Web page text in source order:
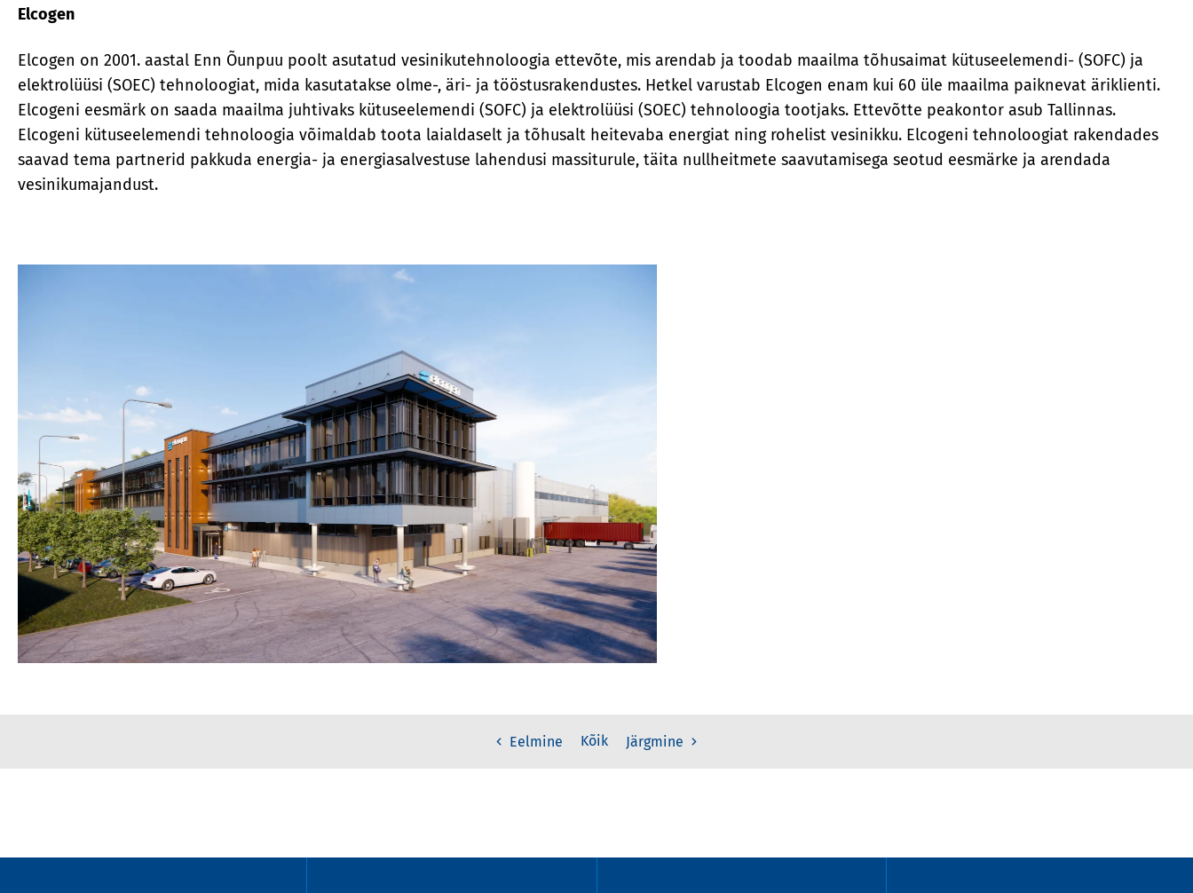
Elcogen
Elcogen on 2001. aastal Enn Õunpuu poolt asutatud vesinikutehnoloogia ettevõte, mis arendab ja toodab maailma tõhusaimat kütuseelemendi- (SOFC) ja
elektrolüüsi (SOEC) tehnoloogiat, mida kasutatakse olme-, äri- ja tööstusrakendustes. Hetkel varustab Elcogen enam kui 60 üle maailma paiknevat äriklienti.
Elcogeni eesmärk on saada maailma juhtivaks kütuseelemendi (SOFC) ja elektrolüüsi (SOEC) tehnoloogia tootjaks. Ettevõtte peakontor asub Tallinnas.
Elcogeni kütuseelemendi tehnoloogia võimaldab toota laialdaselt ja tõhusalt heitevaba energiat ning rohelist vesinikku. Elcogeni tehnoloogiat rakendades
saavad tema partnerid pakkuda energia- ja energiasalvestuse lahendusi massiturule, täita nullheitmete saavutamisega seotud eesmärke ja arendada
vesinikumajandust.
Eelmine Kõik Järgmine